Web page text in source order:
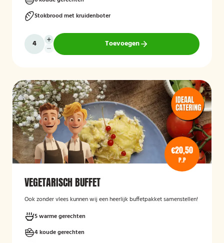
Stokbrood met kruidenboter
Toevoegen
€20,50
P.P
VEGETARISCH BUFFET
Ook zonder vlees kunnen wij een heerlijk buffetpakket samenstellen!
5 warme gerechten
4 koude gerechten